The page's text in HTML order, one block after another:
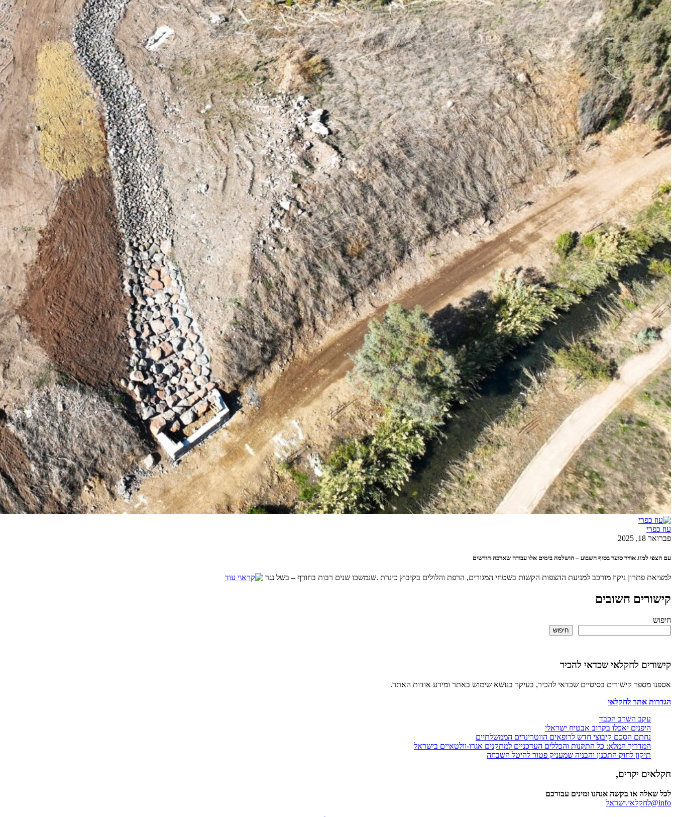
עוז כפרי
פברואר 18, 2025
עם הצפי למזג אוויר סוער בסוף השבוע – הושלמה בימים אלו עבודה שארכה חודשים
למציאת פתרון ניקוז מורכב למניעת ההצפות הקשות בשטחי המגורים, הרפת והלולים בקיבוץ כינרת .שנמשכו שנים רבות בחורף – בשל נגר
קישורים חשובים
חיפוש
חיפוש
קישורים לחקלאי שכדאי להכיר
אספנו מספר קישורים בסיסיים שכדאי להכיר, בעיקר בנושא שימוש באתר ומידע אודות האתר.
הגדרות אתר לחקלאי
עקב השרב הכבד
היפנים יאכלו בקרוב אבטיח ישראלי
נחתם הסכם קיבוצי חדש לרופאים הווטרינרים הממשלתיים
המדריך המלא: כל התקנות והכללים העדכניים למתקנים אגרו-וולטאיים בישראל
תיקון לחוק התכנון והבניה שמעניק פטור להיטל השבחה
חקלאים יקרים,
לכל שאלה או בקשה אנחנו זמינים עבורכם
info@לחקלאי.ישראל‎